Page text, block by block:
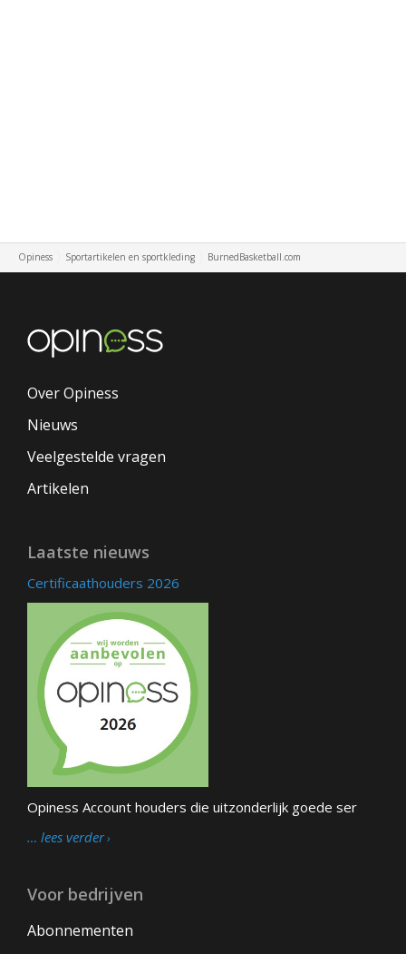
Opiness Sportartikelen en sportkleding BurnedBasketball.com
Over Opiness
Nieuws
Veelgestelde vragen
Artikelen
Laatste nieuws
Certificaathouders 2026
Opiness Account houders die uitzonderlijk goede ser
… lees verder
Voor bedrijven
Abonnementen